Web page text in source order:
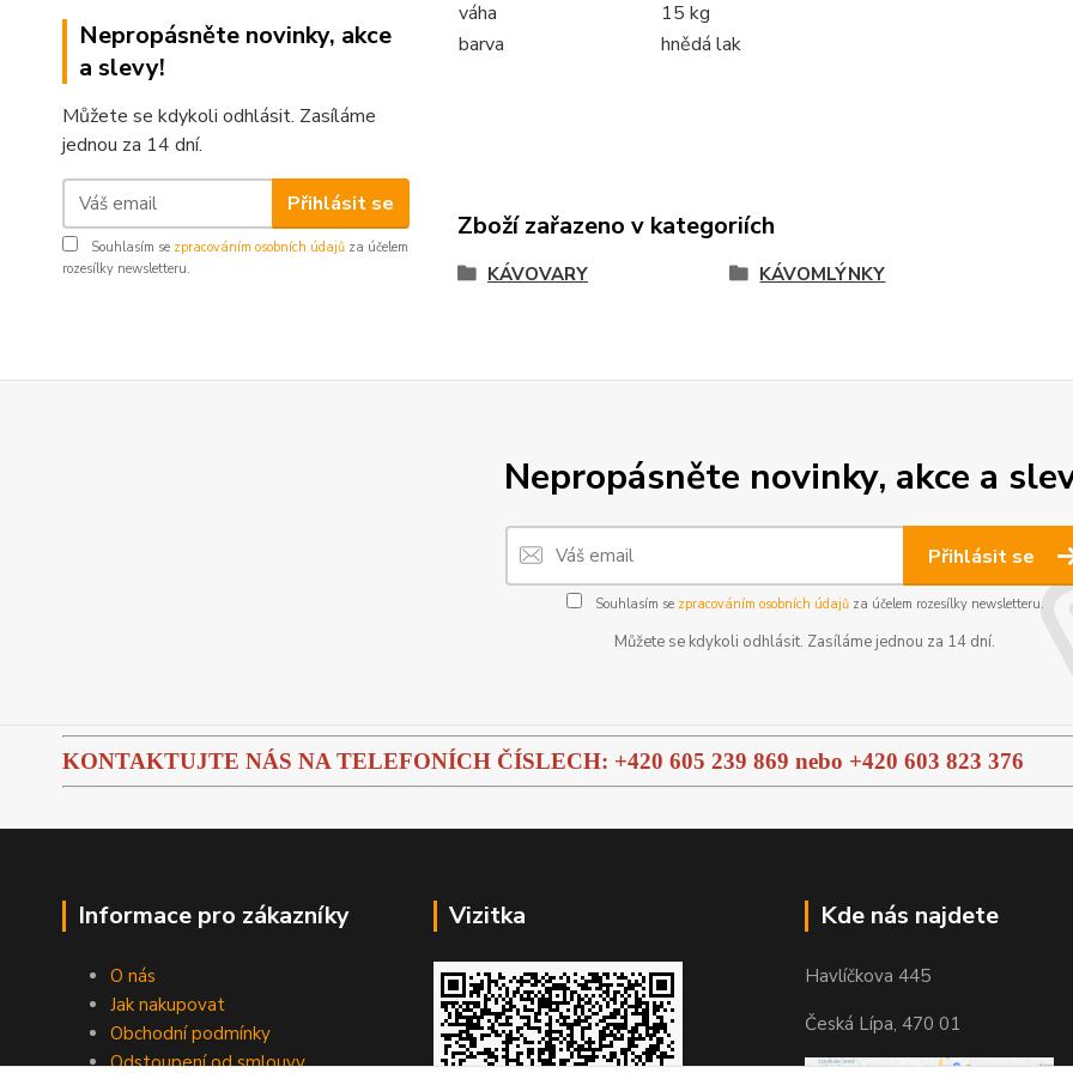
Nepropásněte novinky, akce
a slevy!
Můžete se kdykoli odhlásit. Zasíláme
jednou za 14 dní.
Přihlásit se
Souhlasím se zpracováním osobních údajů za účelem
rozesílky newsletteru.
váha
15 kg
barva
hnědá lak
Zboží zařazeno v kategoriích
KÁVOVARY KÁVOMLÝNKY
Nepropásněte novinky, akce a
Přihlásit se
Souhlasím se zpracováním osobních údajůza účelem rozesílky newsletteru.
Můžete se kdykoli odhlásit. Zasíláme jednou za 14 dní.
KONTAKTUJTE NÁS NA TELEFONÍCH ČÍSLECH: +420 605 239 869 nebo +420 603 823 376
Informace pro zákazníky
O nás
Jak nakupovat
Obchodní podmínky
Odstoupení od smlouvy
Vizitka Kde nás najdete
Havlíčkova 445
Česká Lípa, 470 01